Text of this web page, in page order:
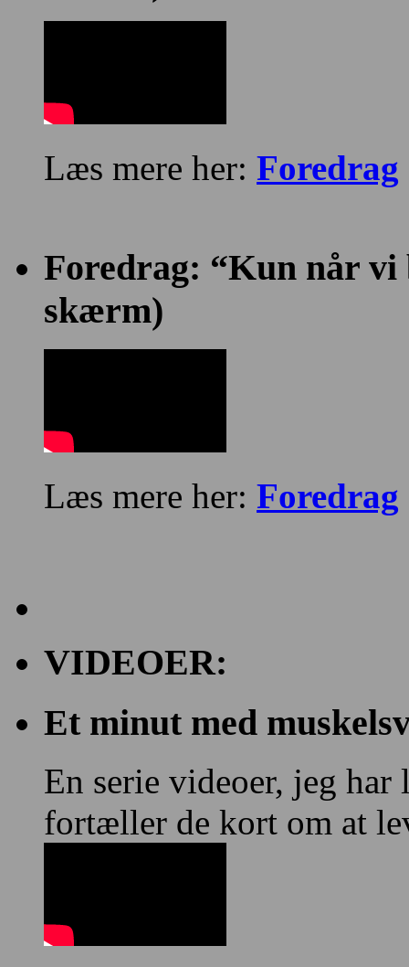
Læs mere her: Foredrag
Foredrag: “Kun når
skærm)
Læs mere her: Foredrag
VIDEOER:
Et minut med
En serie videoer, jeg har
fortæller de kort om at